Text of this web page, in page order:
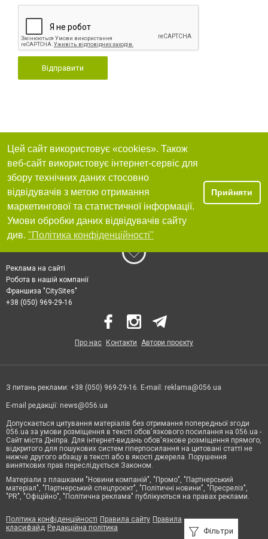
Відправити
Фільтри
Цей сайт використовує «cookies». Також
веб-сайт використовує інтернет-сервіс для
збору технічних даних стосовно
відвідувачів з метою отримання
маркетингової та статистичної інформації.
Умови обробки даних відвідувачів сайту
див. "Політика конфіденційності"
Прийняти
Реклама на сайті
Робота в нашій компанії
Франшиза "CitySites"
+38 (050) 969-29-16
Про нас Контакти Автори проєкту
З питань реклами: +38 (050) 969-29-16. E-mail: reklama@056.ua
E-mail редакції: news@056.ua
Допускається цитування матеріалів без отримання попередньої згоди
056.ua за умови розміщення в тексті обов'язкового посилання на 056.ua -
Сайт міста Дніпра. Для інтернет-видань обов'язкове розміщення прямого,
відкритого для пошукових систем гіперпосилання на цитовані статті не
нижче другого абзацу в тексті або в якості джерела. Порушення
виняткових прав переслідується Законом.
Матеріали з плашками "Новини компаній", "Промо", "Партнерський
матеріал", "Партнерський спецпроєкт", "Політичні новини", "Пресреліз",
"PR", "Офіційно", "Політична реклама" публікуються на правах реклами.
Політика конфіденційності Правила сайту Правила
класифайд Редакційна політика